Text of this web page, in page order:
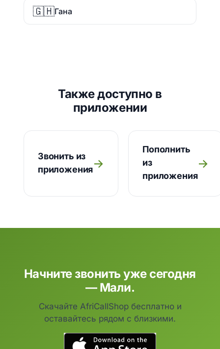
🇬🇭Гана
Также доступно в
приложении
Звонить из
приложения→
Пополнить
из
приложения
→
Начните звонить уже сегодня
— Мали.
Скачайте AfriCallShop бесплатно и
оставайтесь рядом с близкими.